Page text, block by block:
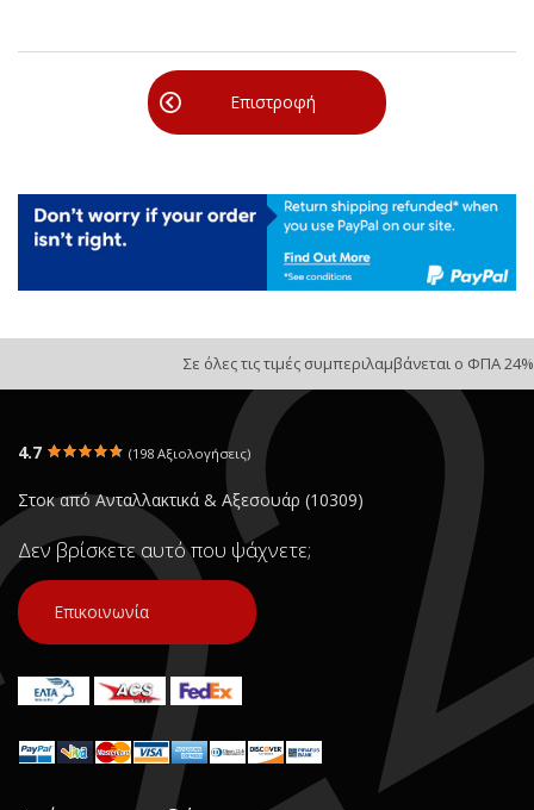
Επιστροφή
Σε όλες τις τιμές συμπεριλαμβάνεται ο ΦΠΑ 24%
4.7 (198 Αξιολογήσεις)
Στοκ από Ανταλλακτικά & Αξεσουάρ (10309)
Δεν βρίσκετε αυτό που ψάχνετε;
Επικοινωνία